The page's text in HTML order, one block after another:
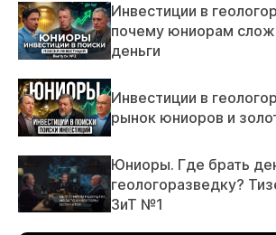
Инвестиции в
почему юниорам
деньги
Инвестиции в
рынок юниоров и
Юниоры. Где брать
геологоразведку?
ЗиТ №1